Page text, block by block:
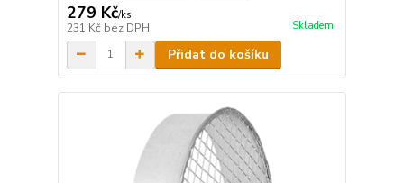
279 Kč/ks
231 Kč bez DPH Skladem
Přidat do košíku